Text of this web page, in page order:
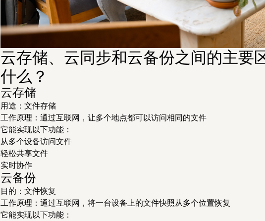
云存储、云同步和云备份之间的主要
什么？
云存储
用途：文件存储
工作原理：通过互联网，让多个地点都可以访问相同的文件
它能实现以下功能：
从多个设备访问文件
轻松共享文件
实时协作
云备份
目的：文件恢复
工作原理：通过互联网，将一台设备上的文件快照从多个位置恢复
它能实现以下功能：